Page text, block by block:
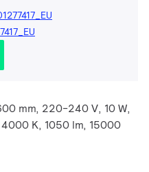
mm, 220-240 V, 10 W,
K, 1050 lm, 15000